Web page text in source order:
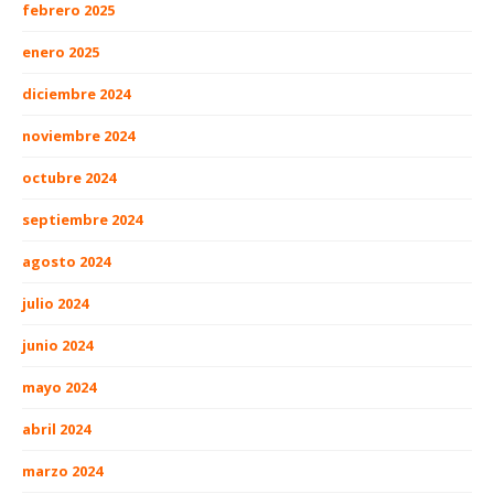
febrero 2025
enero 2025
diciembre 2024
noviembre 2024
octubre 2024
septiembre 2024
agosto 2024
julio 2024
junio 2024
mayo 2024
abril 2024
marzo 2024